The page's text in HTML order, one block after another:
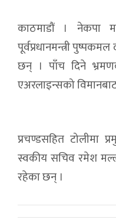
काठमाडौं । नेकपा
पूर्वप्रधानमन्त्री
छन् । पाँच दिने
एअरलाइन्सको
प्रचण्डसहित टोलीमा
स्वकीय सचिव रमेश
रहेका छन् ।